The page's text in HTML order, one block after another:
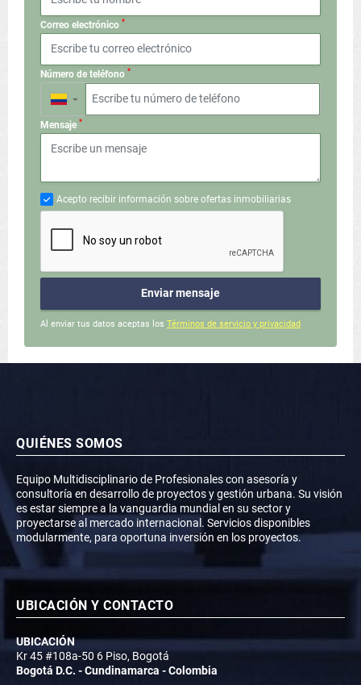
Correo electrónico *
Número de teléfono *
▼
Mensaje *
Acepto recibir información sobre ofertas inmobiliarias
Enviar mensaje
Al enviar tus datos aceptas los Términos de servicio y privacidad
QUIÉNES SOMOS
Equipo Multidisciplinario de Profesionales con asesoría y
consultoría en desarrollo de proyectos y gestión urbana. Su visión
es estar siempre a la vanguardia mundial en su sector y
proyectarse al mercado internacional. Servicios disponibles
modularmente, para oportuna inversión en los proyectos.
UBICACIÓN Y CONTACTO
UBICACIÓN
Kr 45 #108a-50 6 Piso, Bogotá
Bogotá D.C. - Cundinamarca - Colombia